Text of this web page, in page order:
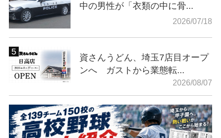
中の男性が「衣類の中に骨...
2026/07/18
資さんうどん、埼玉7店目オープ
ンへ ガストから業態転...
2026/08/07